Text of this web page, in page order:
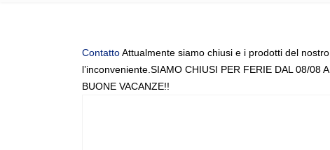
ContattoAttualmente siamo chiusi e i prodotti del
l’inconveniente.SIAMO CHIUSI PER FERIE DAL 08/08
BUONE VACANZE!!